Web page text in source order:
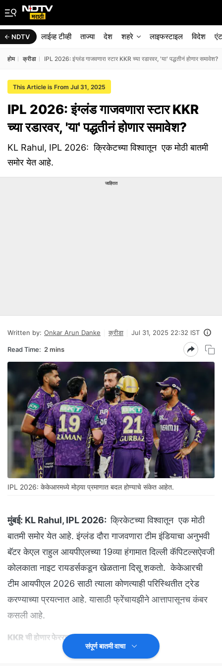
NDTV लाईव्ह टीव्ही ताज्या देश शहरे लाइफस्टाइल विदेश
होम क्रीडा IPL 2026: इंग्लंड गाजवणारा स्टार KKR च्या रडारवर, 'या' पद्धतीनं होणार समावेश?
This Article is From Jul 31, 2025
IPL 2026: इंग्लंड गाजवणारा स्टार KKR
च्या रडारवर, 'या' पद्धतीनं होणार समावेश?
KL Rahul, IPL 2026: क्रिकेटच्या विश्वातून एक मोठी बातमी
समोर येत आहे.
जाहिरात
Written by: Onkar Arun Danke क्रीडा Jul 31, 2025 22:32 IST
Read Time: 2 mins
IPL 2026: केकेआरमध्ये मोठ्या प्रमाणात बदल होण्याचे संकेत आहेत.
मुंबई: KL Rahul, IPL 2026:क्रिकेटच्या विश्वातून एक मोठी
बातमी समोर येत आहे. इंग्लंड दौरा गाजवणारा टीम इंडियाचा अनुभवी
बॅटर केएल राहुल आयपीएलच्या 19व्या हंगामात दिल्ली कॅपिटल्सऐवजी
कोलकाता नाइट रायडर्सकडून खेळताना दिसू शकतो. केकेआरची
टीम आयपीएल 2026 साठी त्याला कोणत्याही परिस्थितीत ट्रेड
करण्याच्या प्रयत्नात आहे. यासाठी फ्रेंचायझीने आत्तापासूनच कंबर
कसली आहे.
KKR ची होणार फेररचना
आयपीएलच्या मागील हंगामातील खराब प्रदर्शनानंतर केकेआरची
संपूर्ण बातमी वाचा